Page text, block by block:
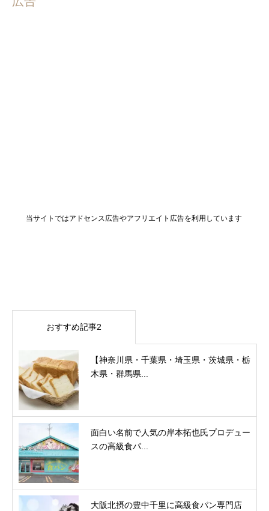
当サイトではアドセンス広告やアフリエイト広告を利用しています
おすすめ記事2
【神奈川県・千葉県・埼玉県・茨城県・栃
木県・群馬県...
面白い名前で人気の岸本拓也氏プロデュー
スの高級食パ...
大阪北摂の豊中千里に高級食パン専門店